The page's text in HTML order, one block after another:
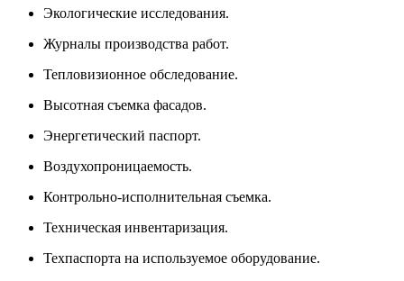
Экологические исследования.
Журналы производства работ.
Тепловизионное обследование.
Высотная съемка фасадов.
Энергетический паспорт.
Воздухопроницаемость.
Контрольно-исполнительная съемка.
Техническая инвентаризация.
Техпаспорта на используемое оборудование.